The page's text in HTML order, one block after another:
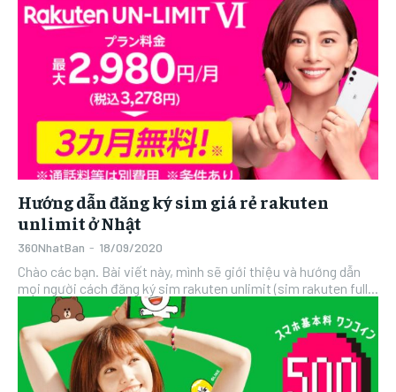
Hướng dẫn đăng ký sim giá rẻ rakuten
unlimit ở Nhật
360NhatBan - 18/09/2020
Chào các bạn. Bài viết này, mình sẽ giới thiệu và hướng dẫn
mọi người cách đăng ký sim rakuten unlimit (sim rakuten full...